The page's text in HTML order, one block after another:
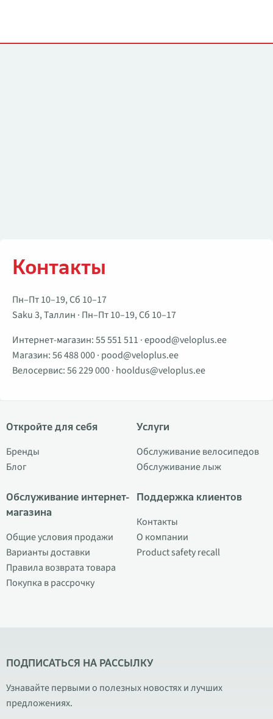
Контакты
Пн–Пт 10–19, Сб 10–17
Saku 3, Таллин · Пн–Пт 10–19, Сб 10–17
Интернет-магазин:55 551 511 ·epood@veloplus.ee
Магазин:56 488 000· pood@veloplus.ee
Велосервис:56 229 000· hooldus@veloplus.ee
Откройте для себя
Бренды
Блог
Обслуживание интернет-
магазина
Общие условия продажи
Варианты доставки
Правила возврата товара
Покупка в рассрочку
Услуги
Обслуживание велосипедов
Обслуживание лыж
Поддержка клиентов
Контакты
О компании
Product safety recall
ПОДПИСАТЬСЯ НА РАССЫЛКУ
Узнавайте первыми о полезных новостях и лучших
предложениях.